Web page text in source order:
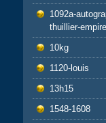
1092a-
thuillier-
10kg
1120-louis
13h15
1548-1608